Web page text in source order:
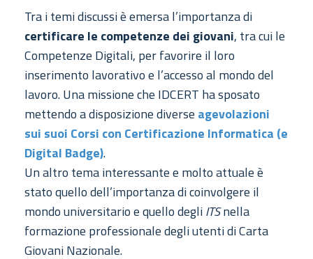
Tra i temi discussi è emersa l’importanza di
certificare le competenze dei giovani, tra cui le
Competenze Digitali, per favorire il loro
inserimento lavorativo e l’accesso al mondo del
lavoro. Una missione che IDCERT ha sposato
mettendo a disposizione diverse agevolazioni
sui suoi Corsi con Certificazione Informatica (e
Digital Badge).
Un altro tema interessante e molto attuale è
stato quello dell’importanza di coinvolgere il
mondo universitario e quello degliITSnella
formazione professionale degli utenti di Carta
Giovani Nazionale.